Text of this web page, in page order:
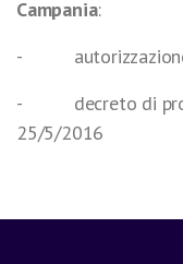
Campania:
- autorizzazione
- decreto di
25/5/2016